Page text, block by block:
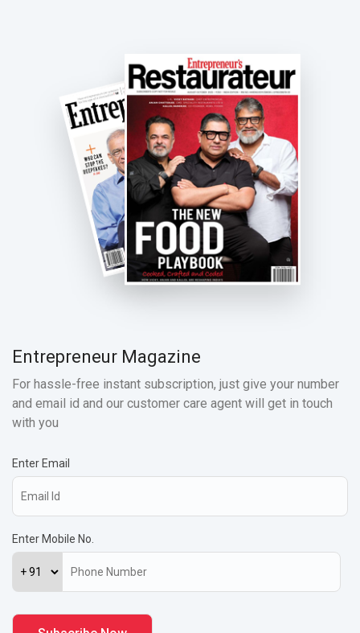
Entrepreneur Magazine
For hassle-free instant subscription, just give your number
and email id and our customer care agent will get in touch
with you
Enter Email
Enter Mobile No.